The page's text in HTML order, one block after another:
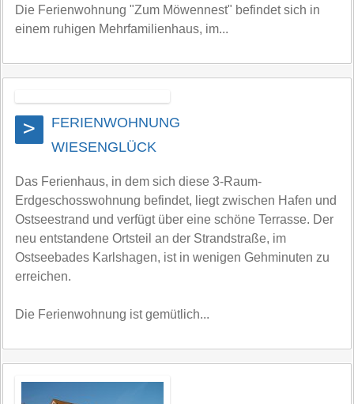
Die Ferienwohnung "Zum Möwennest" befindet sich in
einem ruhigen Mehrfamilienhaus, im...
>
FERIENWOHNUNG
WIESENGLÜCK
Das Ferienhaus, in dem sich diese 3-Raum-
Erdgeschosswohnung befindet, liegt zwischen Hafen und
Ostseestrand und verfügt über eine schöne Terrasse. Der
neu entstandene Ortsteil an der Strandstraße, im
Ostseebades Karlshagen, ist in wenigen Gehminuten zu
erreichen.
Die Ferienwohnung ist gemütlich...